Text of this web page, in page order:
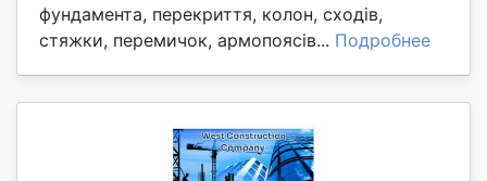
фундамента, перекриття, колон, сходів,
стяжки, перемичок, армопоясів... Подробнее